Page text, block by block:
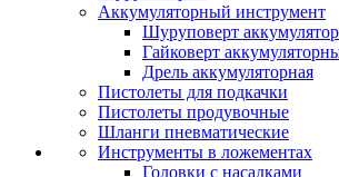
Аккумуляторный инструмент
Шуруповерт
Гайковерт
Дрель аккумуляторная
Пистолеты для подкачки
Пистолеты продувочные
Шланги пневматические
Инструменты в ложементах
Головки с насадками